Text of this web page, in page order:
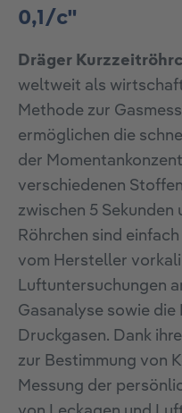
0,1/c"
Dräger
weltweit als
Methode zur
ermöglichen die
der
verschiedenen
zwischen 5 Sekunden
Röhrchen sind
vom Hersteller
Luftuntersuchungen
Gasanalyse sowie
Druckgasen. Dank
zur Bestimmung von
Messung der